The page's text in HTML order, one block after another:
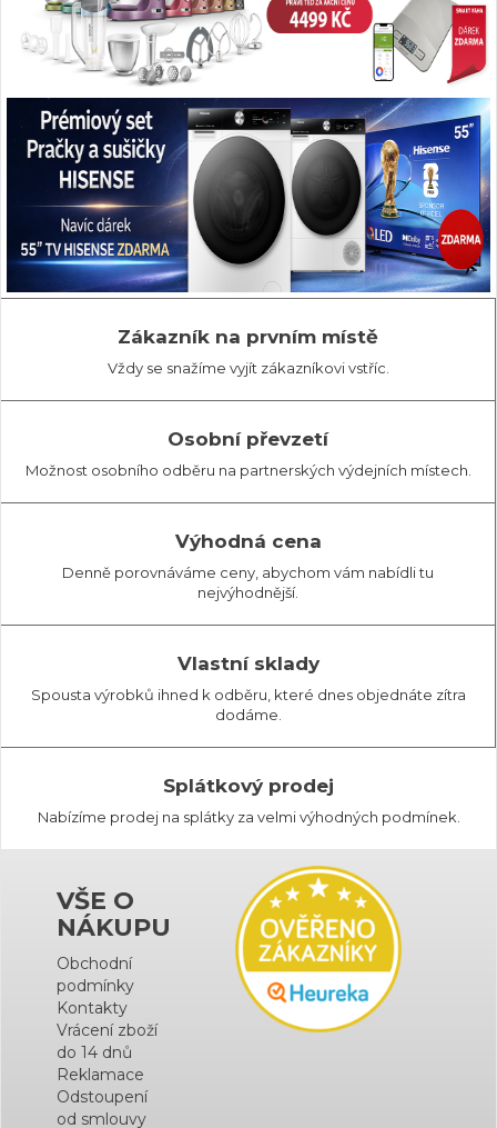
Zákazník na prvním místě
Vždy se snažíme vyjít zákazníkovi vstříc.
Osobní převzetí
Možnost osobního odběru na partnerských výdejních místech.
Výhodná cena
Denně porovnáváme ceny, abychom vám nabídli tu
nejvýhodnější.
Vlastní sklady
Spousta výrobků ihned k odběru, které dnes objednáte zítra
dodáme.
Splátkový prodej
Nabízíme prodej na splátky za velmi výhodných podmínek.
VŠE O
NÁKUPU
Obchodní
podmínky
Kontakty
Vrácení zboží
do 14 dnů
Reklamace
Odstoupení
od smlouvy